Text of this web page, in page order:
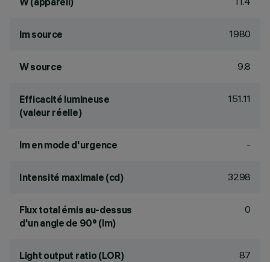
lm source 1980
W source 9.8
Efficacité lumineuse
(valeur réelle)
151.11
lm en mode d'urgence -
Intensité maximale (cd) 3298
Flux total émis au-dessus
d'un angle de 90° (lm)
0
Light output ratio (LOR) 87